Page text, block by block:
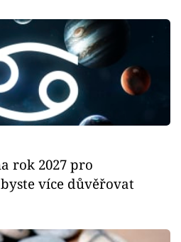
rok 2027 pro
více důvěřovat